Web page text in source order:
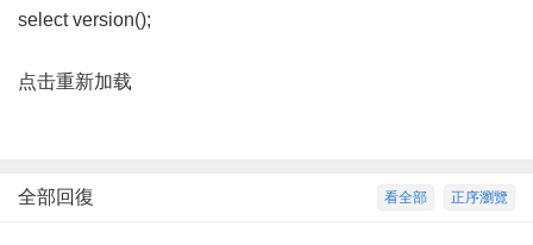
select version();
点击重新加载
正序瀏覽
看全部
全部回復